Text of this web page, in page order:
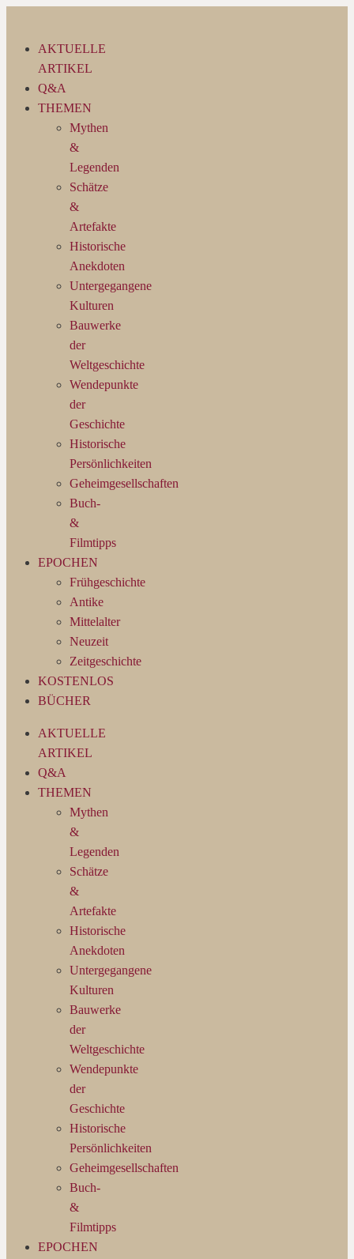
springenAKTUELLE
ARTIKEL
Q&A
THEMEN
Mythen
&
Legenden
Schätze
&
Artefakte
Historische
Anekdoten
Untergegangene
Kulturen
Bauwerke
der
Weltgeschichte
Wendepunkte
der
Geschichte
Historische
Persönlichkeiten
Geheimgesellschaften
Buch-
&
Filmtipps
EPOCHEN
Frühgeschichte
Antike
Mittelalter
Neuzeit
Zeitgeschichte
KOSTENLOS
BÜCHER
AKTUELLE
ARTIKEL
Q&A
THEMEN
Mythen
&
Legenden
Schätze
&
Artefakte
Historische
Anekdoten
Untergegangene
Kulturen
Bauwerke
der
Weltgeschichte
Wendepunkte
der
Geschichte
Historische
Persönlichkeiten
Geheimgesellschaften
Buch-
&
Filmtipps
EPOCHEN